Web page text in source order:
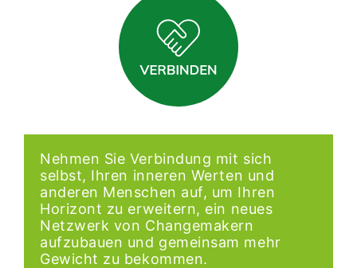
Nehmen Sie Verbindung mit sich
selbst, Ihren inneren Werten und
anderen Menschen auf, um Ihren
Horizont zu erweitern, ein neues
Netzwerk von Changemakern
aufzubauen und gemeinsam mehr
Gewicht zu bekommen.